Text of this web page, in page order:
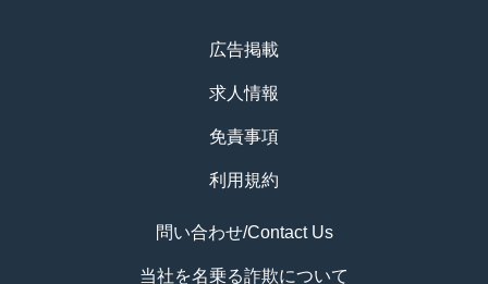
広告掲載
求人情報
免責事項
利用規約
問い合わせ/Contact Us
当社を名乗る詐欺について